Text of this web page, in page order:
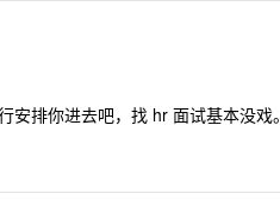
排你进去吧，找 hr 面试基本没戏。